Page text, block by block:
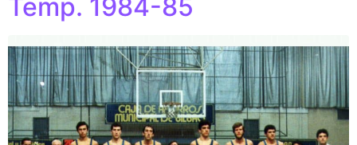
Temp. 1984-85